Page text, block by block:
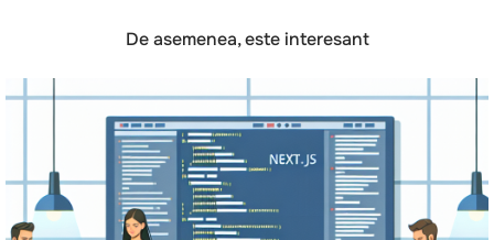
De asemenea, este interesant